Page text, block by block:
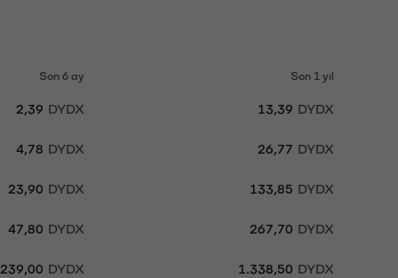
Son 6 ay Son 1 yıl
2,39 DYDX 13,39 DYDX
4,78 DYDX 26,77 DYDX
23,90 DYDX 133,85 DYDX
47,80 DYDX 267,70 DYDX
239,00 DYDX 1.338,50 DYDX